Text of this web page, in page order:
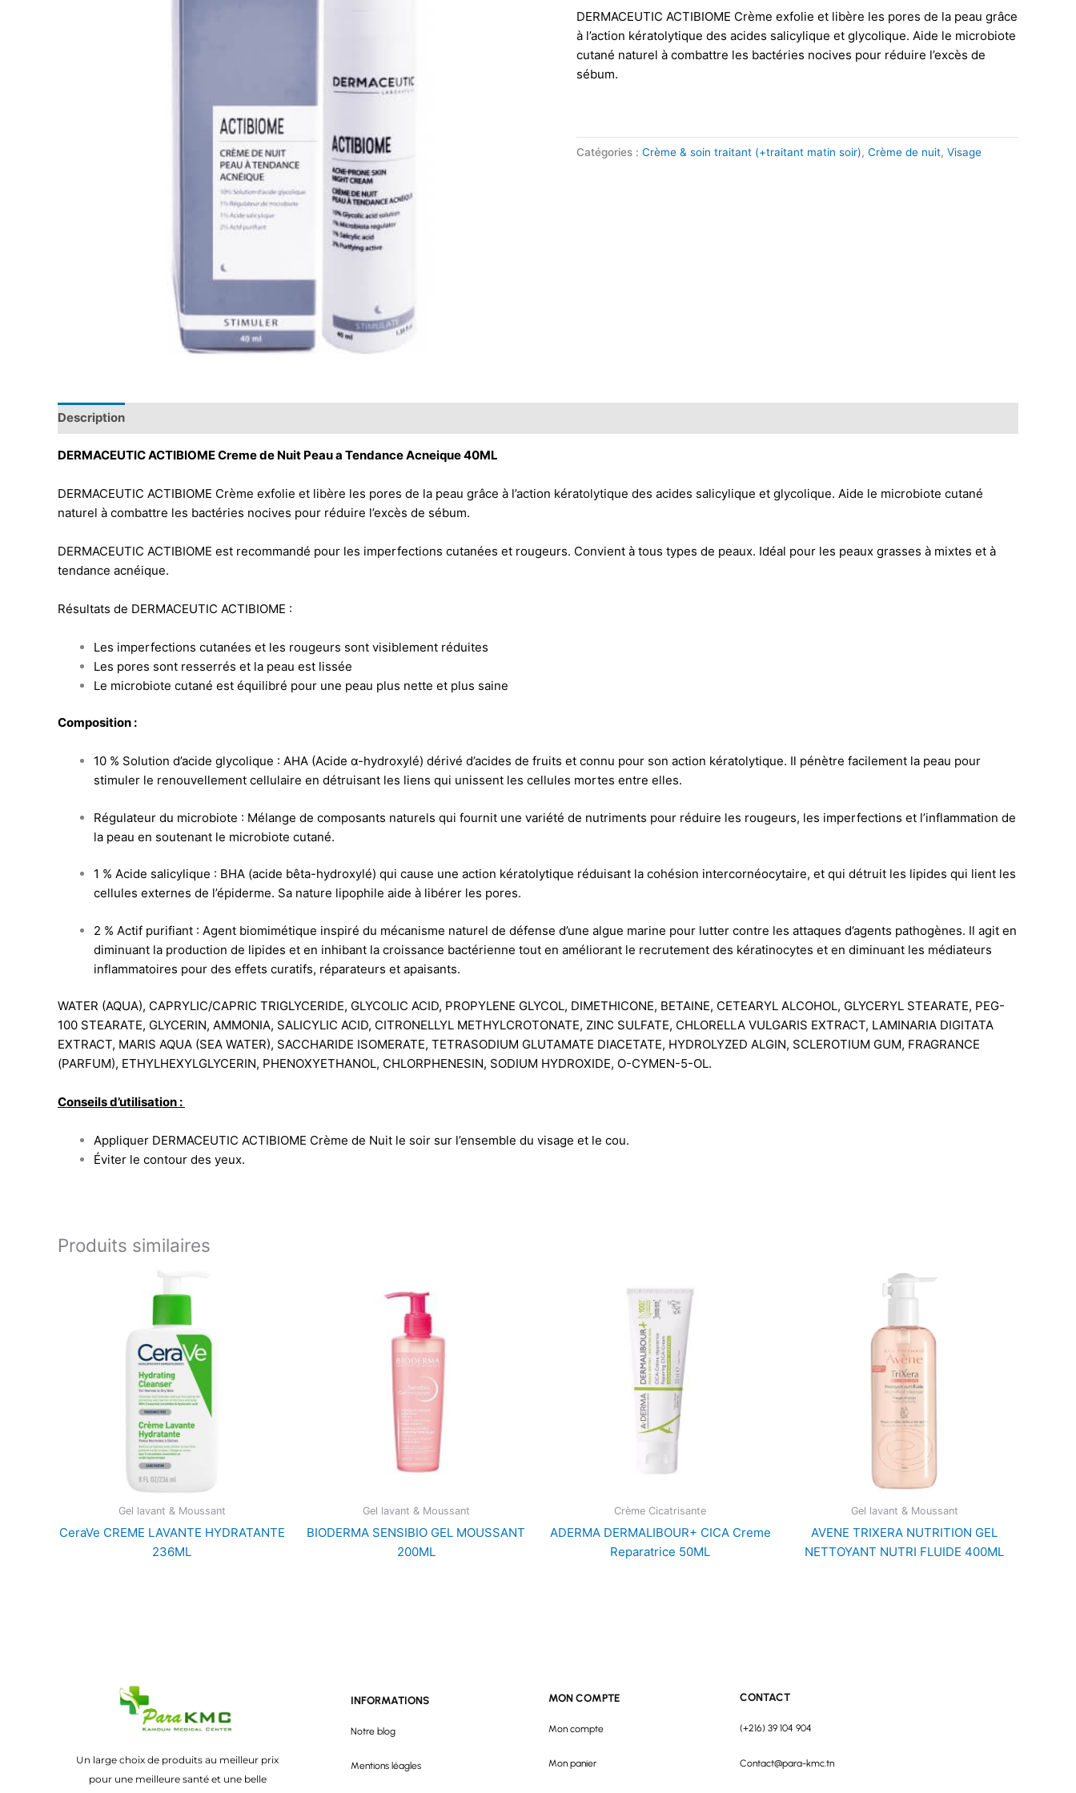
DERMACEUTIC ACTIBIOME Crème exfolie et libère les pores de la peau grâce
à l’action kératolytique des acides salicylique et glycolique. Aide le microbiote
cutané naturel à combattre les bactéries nocives pour réduire l’excès de
sébum.
Catégories : Crème & soin traitant (+traitant matin soir), Crème de nuit, Visage
Description
DERMACEUTIC ACTIBIOME Creme de Nuit Peau a Tendance Acneique 40ML
DERMACEUTIC ACTIBIOME Crème exfolie et libère les pores de la peau grâce à l’action kératolytique des acides salicylique et glycolique. Aide le microbiote cutané
naturel à combattre les bactéries nocives pour réduire l’excès de sébum.
DERMACEUTIC ACTIBIOME est recommandé pour les imperfections cutanées et rougeurs. Convient à tous types de peaux. Idéal pour les peaux grasses à mixtes et à
tendance acnéique.
Résultats de DERMACEUTIC ACTIBIOME :
Les imperfections cutanées et les rougeurs sont visiblement réduites
Les pores sont resserrés et la peau est lissée
Le microbiote cutané est équilibré pour une peau plus nette et plus saine
Composition :
10 % Solution d’acide glycolique : AHA (Acide α-hydroxylé) dérivé d’acides de fruits et connu pour son action kératolytique. Il pénètre facilement la peau pour
stimuler le renouvellement cellulaire en détruisant les liens qui unissent les cellules mortes entre elles.
Régulateur du microbiote : Mélange de composants naturels qui fournit une variété de nutriments pour réduire les rougeurs, les imperfections et l’inflammation de
la peau en soutenant le microbiote cutané.
1 % Acide salicylique : BHA (acide bêta-hydroxylé) qui cause une action kératolytique réduisant la cohésion intercornéocytaire, et qui détruit les lipides qui lient les
cellules externes de l’épiderme. Sa nature lipophile aide à libérer les pores.
2 % Actif purifiant : Agent biomimétique inspiré du mécanisme naturel de défense d’une algue marine pour lutter contre les attaques d’agents pathogènes. Il agit en
diminuant la production de lipides et en inhibant la croissance bactérienne tout en améliorant le recrutement des kératinocytes et en diminuant les médiateurs
inflammatoires pour des effets curatifs, réparateurs et apaisants.
WATER (AQUA), CAPRYLIC/CAPRIC TRIGLYCERIDE, GLYCOLIC ACID, PROPYLENE GLYCOL, DIMETHICONE, BETAINE, CETEARYL ALCOHOL, GLYCERYL STEARATE, PEG-
100 STEARATE, GLYCERIN, AMMONIA, SALICYLIC ACID, CITRONELLYL METHYLCROTONATE, ZINC SULFATE, CHLORELLA VULGARIS EXTRACT, LAMINARIA DIGITATA
EXTRACT, MARIS AQUA (SEA WATER), SACCHARIDE ISOMERATE, TETRASODIUM GLUTAMATE DIACETATE, HYDROLYZED ALGIN, SCLEROTIUM GUM, FRAGRANCE
(PARFUM), ETHYLHEXYLGLYCERIN, PHENOXYETHANOL, CHLORPHENESIN, SODIUM HYDROXIDE, O-CYMEN-5-OL.
Conseils d’utilisation :
Appliquer DERMACEUTIC ACTIBIOME Crème de Nuit le soir sur l’ensemble du visage et le cou.
Éviter le contour des yeux.
Produits similaires
Gel lavant & Moussant
CeraVe CREME LAVANTE HYDRATANTE
236ML
Gel lavant & Moussant
BIODERMA SENSIBIO GEL MOUSSANT
200ML
Crème Cicatrisante
ADERMA DERMALIBOUR+ CICA Creme
Reparatrice 50ML
Gel lavant & Moussant
AVENE TRIXERA NUTRITION GEL
NETTOYANT NUTRI FLUIDE 400ML
Un large choix de produits au meilleur prix
pour une meilleure santé et une belle
INFORMATIONS
Notre blog
Mentions léagles
MON COMPTE
Mon compte
Mon panier
CONTACT
(+216) 39 104 904
Contact@para-kmc.tn